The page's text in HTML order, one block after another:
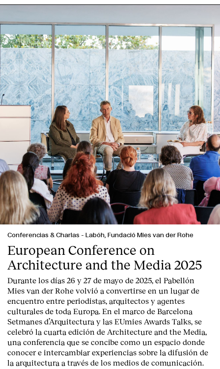
English Español Italiano
Conferencias & Charlas - Labóh, Fundació Mies van der Rohe
European Conference on
Architecture and the Media 2025
Durante los días 26 y 27 de mayo de 2025, el Pabellón
Mies van der Rohe volvió a convertirse en un lugar de
encuentro entre periodistas, arquitectos y agentes
culturales de toda Europa. En el marco de Barcelona
Setmanes d’Arquitectura y las EUmies Awards Talks, se
celebró la cuarta edición de Architecture and the Media,
una conferencia que se concibe como un espacio donde
conocer e intercambiar experiencias sobre la difusión de
la arquitectura a través de los medios de comunicación.